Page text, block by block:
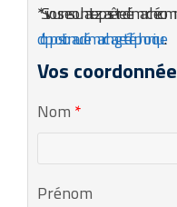
*Si vous ne souhaitez pas être démarché
d'opposition au démarchage téléphonique
Vos
Nom *
Prénom